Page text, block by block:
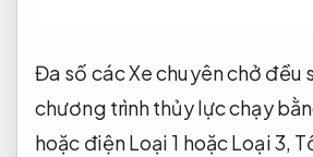
Đa số các Xe chuyên chở đều
chương trình thủy lực chạy
hoặc điện Loại 1 hoặc Loại 3,